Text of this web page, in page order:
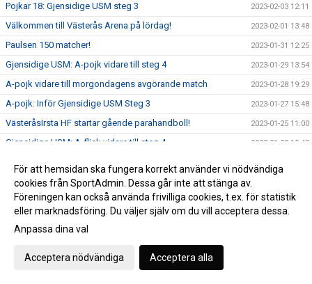
Pojkar 18: Gjensidige USM steg 3 2023-02-03 12:11
Välkommen till Västerås Arena på lördag! 2023-02-01 13:48
Paulsen 150 matcher! 2023-01-31 12:25
Gjensidige USM: A-pojk vidare till steg 4 2023-01-29 13:54
A-pojk vidare till morgondagens avgörande match 2023-01-28 19:29
A-pojk: Inför Gjensidige USM Steg 3 2023-01-27 15:48
VästeråsIrsta HF startar gående parahandboll! 2023-01-25 11:00
Gjensidige USM: A-flick vidare till steg 4 2023-01-22 15:43
A-flick: Inför Gjensidige USM Steg 3
Eftersnack Gjensidige USM P14 Steg 3 2023-01-17 11:54
VästeråsIrsta HF startar gående parahandboll!
För att hemsidan ska fungera korrekt använder vi nödvändiga
cookies från SportAdmin. Dessa går inte att stänga av.
Föreningen kan också använda frivilliga cookies, t.ex. för statistik
eller marknadsföring. Du väljer själv om du vill acceptera dessa.
Anpassa dina val
Acceptera nödvändiga Acceptera alla